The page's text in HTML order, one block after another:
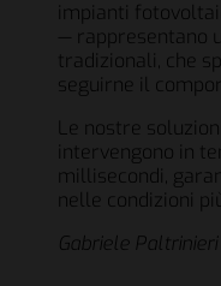
impianti
— rappresentano
tradizionali, che
seguirne il
Le nostre
intervengono in
millisecondi,
nelle condizioni
Gabriele Paltrinieri